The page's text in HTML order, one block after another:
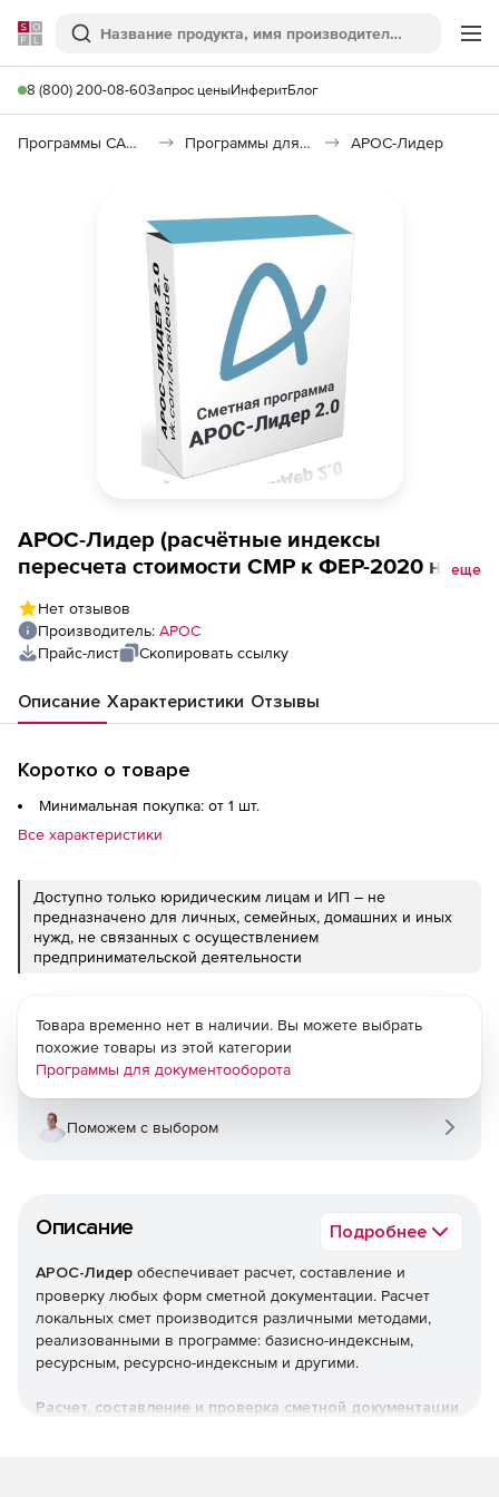
Softline
Поиск
8 (800) 200-08-60Запрос ценыИнферитБлог
Программы САПР и ГИС Программы для документооборота АРОС-Лидер
АРОС-Лидер (расчётные индексы
пересчета стоимости СМР к ФЕР-2020 на 1
2-е и последующие рабочие места
еще
Нет отзывов
Производитель: АРОС
Прайс-лист
Скопировать ссылку
Описание Характеристики Отзывы
Коротко о товаре
Минимальная покупка: от 1 шт.
Все характеристики
Доступно только юридическим лицам и ИП – не
предназначено для личных, семейных, домашних и иных
нужд, не связанных с осуществлением
предпринимательской деятельности
Описание Подробнее
АРОС-Лидер обеспечивает расчет, составление и
проверку любых форм сметной документации. Расчет
локальных смет производится различными методами,
реализованными в программе: базисно-индексным,
ресурсным, ресурсно-индексным и другими.
Расчет, составление и проверка сметной документации
Товара временно нет в наличии. Вы можете выбрать
похожие товары из этой категории
Программы для документооборота
Поможем с выбором